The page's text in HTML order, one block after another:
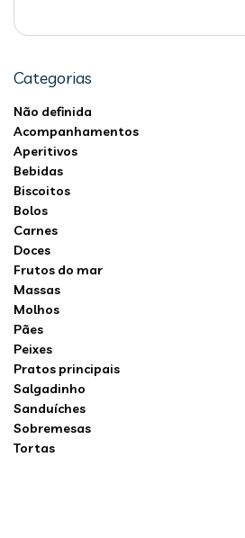
Categorias
Não definida
Acompanhamentos
Aperitivos
Bebidas
Biscoitos
Bolos
Carnes
Doces
Frutos do mar
Massas
Molhos
Pães
Peixes
Pratos principais
Salgadinho
Sanduíches
Sobremesas
Tortas